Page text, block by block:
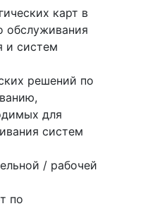
карт в
обслуживания
и систем
решений по
для
систем
/ рабочей
по